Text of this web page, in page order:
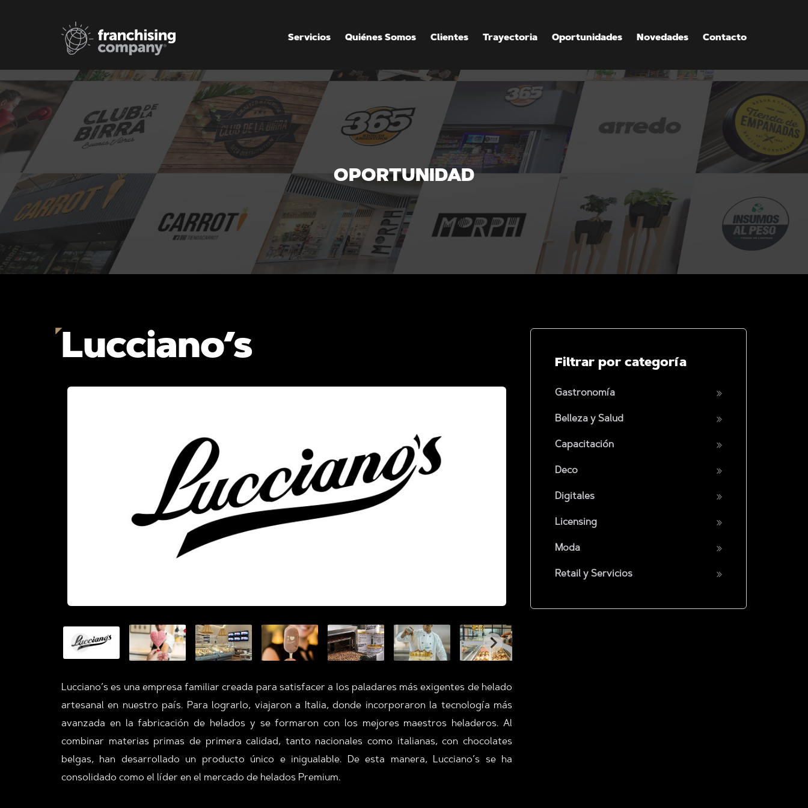
Servicios Quiénes Somos Clientes Trayectoria Oportunidades Novedades Contacto
OPORTUNIDAD
Lucciano’s
Lucciano’s es una empresa familiar creada para satisfacer a los paladares más exigentes de helado
artesanal en nuestro país. Para lograrlo, viajaron a Italia, donde incorporaron la tecnología más
avanzada en la fabricación de helados y se formaron con los mejores maestros heladeros. Al
combinar materias primas de primera calidad, tanto nacionales como italianas, con chocolates
belgas, han desarrollado un producto único e inigualable. De esta manera, Lucciano’s se ha
consolidado como el líder en el mercado de helados Premium.
Filtrar por categoría
Gastronomía
Belleza y Salud
Capacitación
Deco
Digitales
Licensing
Moda
Retail y Servicios